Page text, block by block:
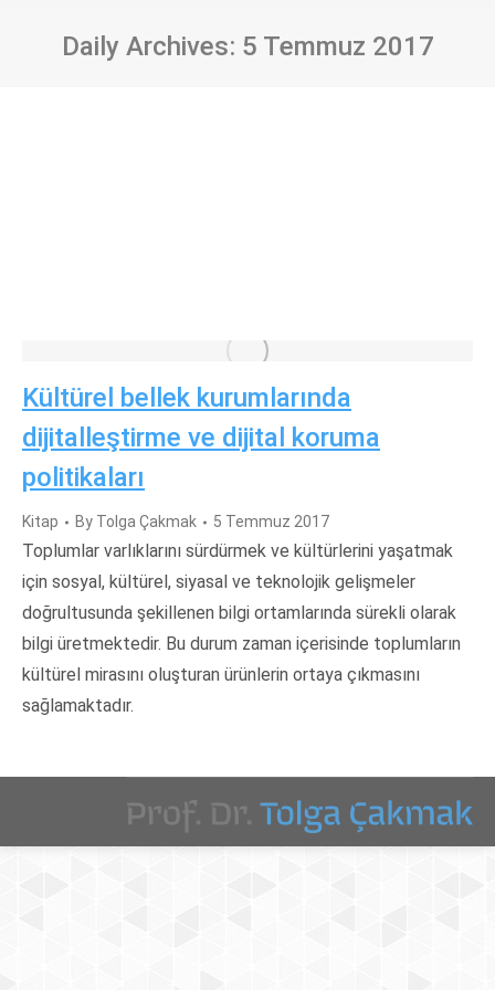
Daily Archives: 5 Temmuz 2017
Kültürel bellek kurumlarında
dijitalleştirme ve dijital koruma
politikaları
Kitap By Tolga Çakmak 5 Temmuz 2017
Toplumlar varlıklarını sürdürmek ve kültürlerini yaşatmak
için sosyal, kültürel, siyasal ve teknolojik gelişmeler
doğrultusunda şekillenen bilgi ortamlarında sürekli olarak
bilgi üretmektedir. Bu durum zaman içerisinde toplumların
kültürel mirasını oluşturan ürünlerin ortaya çıkmasını
sağlamaktadır.